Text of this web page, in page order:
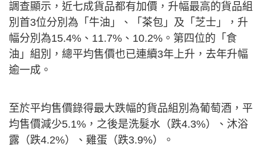
調查顯示，近七成貨品都有加價，升幅最高的貨品組
別首3位分別為「牛油」、「茶包」及「芝士」，升
幅分別為15.4%、11.7%、10.2%。第四位的「食
油」組別，總平均售價也已連續3年上升，去年升幅
逾一成。
至於平均售價錄得最大跌幅的貨品組別為葡萄酒，平
均售價減少5.1%，之後是洗髮水（跌4.3%）、沐浴
露（跌4.2%）、雞蛋（跌3.9%）。